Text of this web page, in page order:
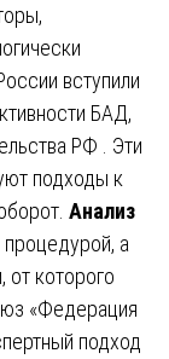
вступили
БАД,
РФ . Эти
подходы к
Анализ
процедурой, а
которого
«Федерация
подход